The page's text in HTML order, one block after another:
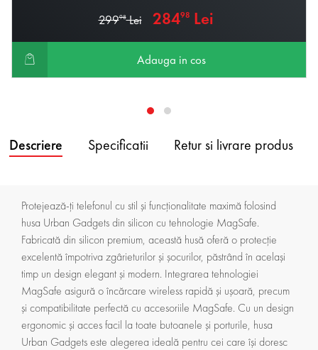
29998Lei 28498 Lei
Adauga in cos
Descriere Specificatii Retur si livrare produs
Protejează-ți telefonul cu stil și funcționalitate maximă folosind
husa Urban Gadgets din silicon cu tehnologie MagSafe.
Fabricată din silicon premium, această husă oferă o protecție
excelentă împotriva zgârieturilor și șocurilor, păstrând în același
timp un design elegant și modern. Integrarea tehnologiei
MagSafe asigură o încărcare wireless rapidă și ușoară, precum
și compatibilitate perfectă cu accesoriile MagSafe. Cu un design
ergonomic și acces facil la toate butoanele și porturile, husa
Urban Gadgets este alegerea ideală pentru cei care își doresc